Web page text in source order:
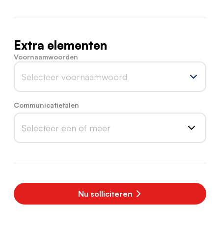
Extra elementen
Voornaamwoorden
Selecteer voornaamwoord
Communicatietalen
Selecteer een of meer
Nu solliciteren